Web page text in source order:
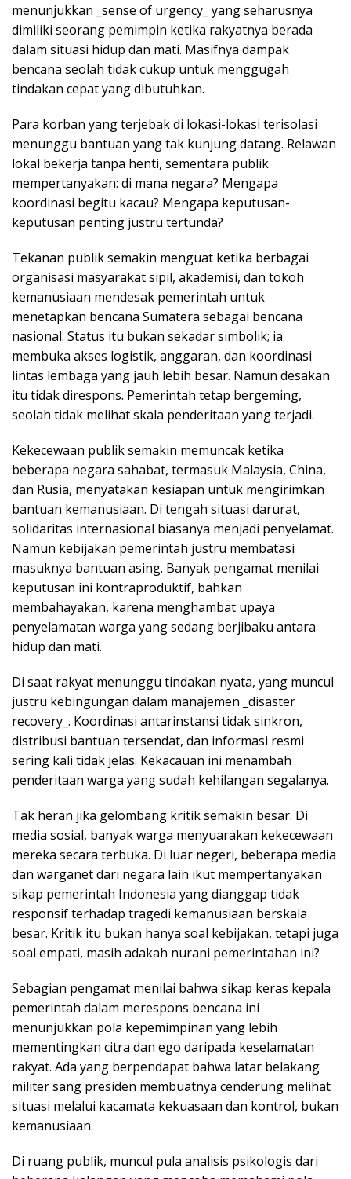
menunjukkan _sense of urgency_ yang seharusnya
dimiliki seorang pemimpin ketika rakyatnya berada
dalam situasi hidup dan mati. Masifnya dampak
bencana seolah tidak cukup untuk menggugah
tindakan cepat yang dibutuhkan.
Para korban yang terjebak di lokasi-lokasi terisolasi
menunggu bantuan yang tak kunjung datang. Relawan
lokal bekerja tanpa henti, sementara publik
mempertanyakan: di mana negara? Mengapa
koordinasi begitu kacau? Mengapa keputusan-
keputusan penting justru tertunda?
Tekanan publik semakin menguat ketika berbagai
organisasi masyarakat sipil, akademisi, dan tokoh
kemanusiaan mendesak pemerintah untuk
menetapkan bencana Sumatera sebagai bencana
nasional. Status itu bukan sekadar simbolik; ia
membuka akses logistik, anggaran, dan koordinasi
lintas lembaga yang jauh lebih besar. Namun desakan
itu tidak direspons. Pemerintah tetap bergeming,
seolah tidak melihat skala penderitaan yang terjadi.
Kekecewaan publik semakin memuncak ketika
beberapa negara sahabat, termasuk Malaysia, China,
dan Rusia, menyatakan kesiapan untuk mengirimkan
bantuan kemanusiaan. Di tengah situasi darurat,
solidaritas internasional biasanya menjadi penyelamat.
Namun kebijakan pemerintah justru membatasi
masuknya bantuan asing. Banyak pengamat menilai
keputusan ini kontraproduktif, bahkan
membahayakan, karena menghambat upaya
penyelamatan warga yang sedang berjibaku antara
hidup dan mati.
Di saat rakyat menunggu tindakan nyata, yang muncul
justru kebingungan dalam manajemen _disaster
recovery_. Koordinasi antarinstansi tidak sinkron,
distribusi bantuan tersendat, dan informasi resmi
sering kali tidak jelas. Kekacauan ini menambah
penderitaan warga yang sudah kehilangan segalanya.
Tak heran jika gelombang kritik semakin besar. Di
media sosial, banyak warga menyuarakan kekecewaan
mereka secara terbuka. Di luar negeri, beberapa media
dan warganet dari negara lain ikut mempertanyakan
sikap pemerintah Indonesia yang dianggap tidak
responsif terhadap tragedi kemanusiaan berskala
besar. Kritik itu bukan hanya soal kebijakan, tetapi juga
soal empati, masih adakah nurani pemerintahan ini?
Sebagian pengamat menilai bahwa sikap keras kepala
pemerintah dalam merespons bencana ini
menunjukkan pola kepemimpinan yang lebih
mementingkan citra dan ego daripada keselamatan
rakyat. Ada yang berpendapat bahwa latar belakang
militer sang presiden membuatnya cenderung melihat
situasi melalui kacamata kekuasaan dan kontrol, bukan
kemanusiaan.
Di ruang publik, muncul pula analisis psikologis dari